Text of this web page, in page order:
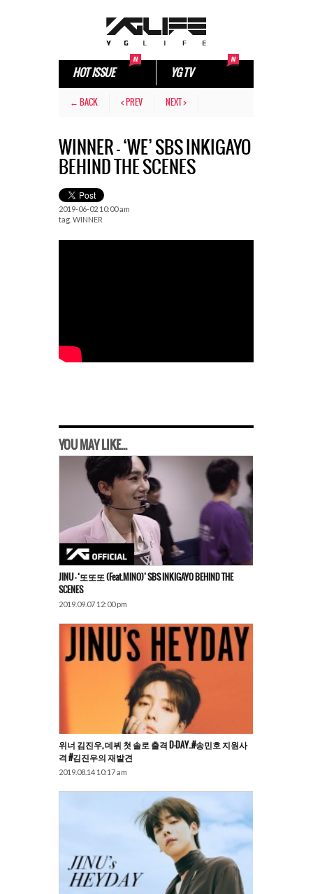
HOT ISSUE YG TV
← BACK < PREV NEXT >
WINNER – ‘WE’ SBS INKIGAYO
BEHIND THE SCENES
2019-06-02 10:00 am
tag. WINNER
YOU MAY LIKE...
JINU – ‘또또또 (Feat.MINO)’ SBS INKIGAYO BEHIND THE
SCENES
2019.09.07 12:00 pm
위너 김진우, 데뷔 첫 솔로 출격 D-DAY..#송민호 지원사
격 #김진우의 재발견
2019.08.14 10:17 am